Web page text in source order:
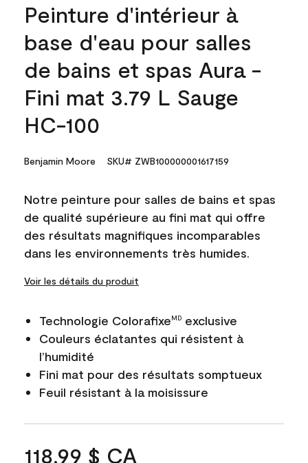
Peinture d'intérieur à
base d'eau pour salles
de bains et spas Aura -
Fini mat 3.79 L Sauge
HC-100
Benjamin Moore SKU# ZWB100000001617159
Notre peinture pour salles de bains et spas
de qualité supérieure au fini mat qui offre
des résultats magnifiques incomparables
dans les environnements très humides.
Voir les détails du produit
Technologie ColorafixeMD exclusive
Couleurs éclatantes qui résistent à
l’humidité
Fini mat pour des résultats somptueux
Feuil résistant à la moisissure
118,99 $ CA